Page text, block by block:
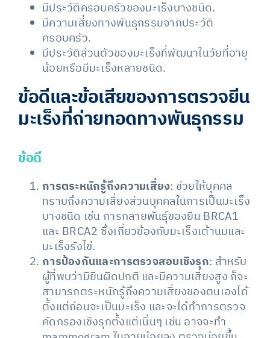
มีประวัติครอบครัวของมะเร็งบางชนิด.
มีความเสี่ยงทางพันธุกรรมจากประวัติ
ครอบครัว.
มีประวัติส่วนตัวของมะเร็งที่พัฒนาในวัยที่อายุ
น้อยหรือมีมะเร็งหลายชนิด.
ข้อดีและข้อเสียของการตรวจยีน
มะเร็งที่ถ่ายทอดทางพันธุกรรม
ข้อดี
การตระหนักรู้ถึงความเสี่ยง: ช่วยให้บุคคล
ทราบถึงความเสี่ยงส่วนบุคคลในการเป็นมะเร็ง
บางชนิด เช่น การกลายพันธุ์ของยีน BRCA1
และ BRCA2 ซึ่งเกี่ยวข้องกับมะเร็งเต้านมและ
มะเร็งรังไข่.
การป้องกันและการตรวจสอบเชิงรุก: สำหรับ
ผู้ที่พบว่ามียีนผิดปกติ และมีความเสี่ยงสูง ก็จะ
สามารถตระหนักรู้ถึงความเสี่ยงของตนเองได้
ตั้งแต่ก่อนจะเป็นมะเร็ง และจะได้ทำการตรวจ
คัดกรองเชิงรุกตั้งแต่เนิ่นๆ เช่น อาจจะทำ